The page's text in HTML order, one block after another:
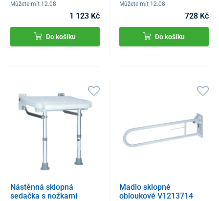
Můžete mít 12.08
1 123 Kč
Do košíku
Můžete mít 12.08
728 Kč
Do košíku
Nástěnná sklopná
sedačka s nožkami
Madlo sklopné
obloukové V1213714